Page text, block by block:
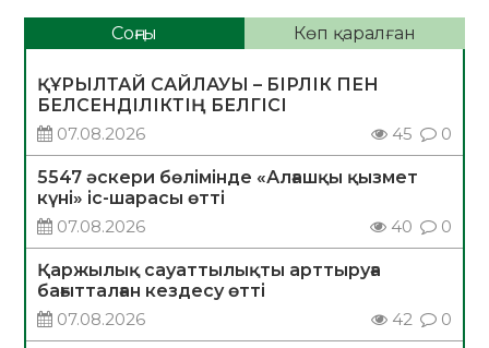
Соңғы Көп қаралған
ҚҰРЫЛТАЙ САЙЛАУЫ – БІРЛІК ПЕН
БЕЛСЕНДІЛІКТІҢ БЕЛГІСІ
07.08.2026
45 0
5547 әскери бөлімінде «Алғашқы қызмет
күні» іс-шарасы өтті
07.08.2026
40 0
Қаржылық сауаттылықты арттыруға
бағытталған кездесу өтті
07.08.2026
42 0